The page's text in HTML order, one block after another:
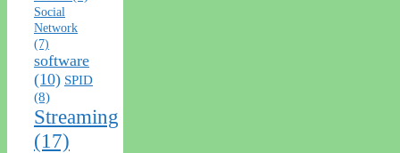
Social
Network
(7)
software
(10) SPID
(8)
Streaming
(17)